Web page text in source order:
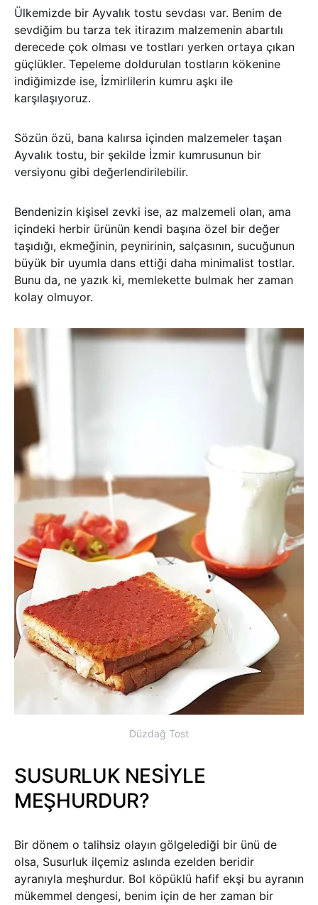
Ülkemizde bir Ayvalık tostu sevdası var. Benim de
sevdiğim bu tarza tek itirazım malzemenin abartılı
derecede çok olması ve tostları yerken ortaya çıkan
güçlükler. Tepeleme doldurulan tostların kökenine
indiğimizde ise, İzmirlilerin kumru aşkı ile
karşılaşıyoruz.
Sözün özü, bana kalırsa içinden malzemeler taşan
Ayvalık tostu, bir şekilde İzmir kumrusunun bir
versiyonu gibi değerlendirilebilir.
Bendenizin kişisel zevki ise, az malzemeli olan, ama
içindeki herbir ürünün kendi başına özel bir değer
taşıdığı, ekmeğinin, peynirinin, salçasının, sucuğunun
büyük bir uyumla dans ettiği daha minimalist tostlar.
Bunu da, ne yazık ki, memlekette bulmak her zaman
kolay olmuyor.
Düzdağ Tost
SUSURLUK NESİYLE
MEŞHURDUR?
Bir dönem o talihsiz olayın gölgelediği bir ünü de
olsa, Susurluk ilçemiz aslında ezelden beridir
ayranıyla meşhurdur. Bol köpüklü hafif ekşi bu ayranın
mükemmel dengesi, benim için de her zaman bir